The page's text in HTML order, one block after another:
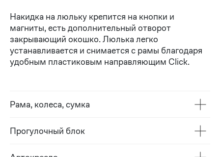
Накидка на люльку крепится на кнопки и
магниты, есть дополнительный отворот
закрывающий окошко. Люлька легко
устанавливается и снимается с рамы благодаря
удобным пластиковым направляющим Click.
Рама, колеса, сумка
Прогулочный блок